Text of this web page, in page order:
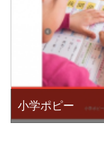
小学ポピー